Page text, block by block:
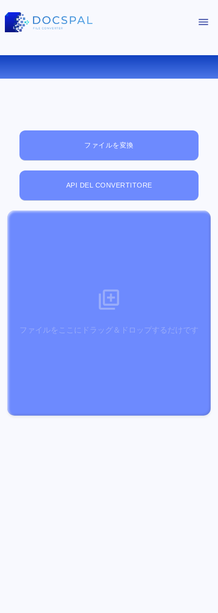
無料オンラインファイルビューアー
ファイルを変換
API DEL CONVERTITORE
ファイルをここにドラッグ＆ドロップするだけです